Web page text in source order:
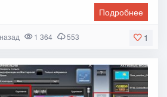
Подробнее
1
1 364 553